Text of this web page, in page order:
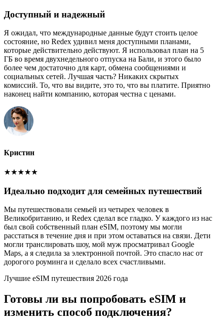
Доступный и надежный
Я ожидал, что международные данные будут стоить целое
состояние, но Redex удивил меня доступными планами,
которые действительно действуют. Я использовал план на 5
ГБ во время двухнедельного отпуска на Бали, и этого было
более чем достаточно для карт, обмена сообщениями и
социальных сетей. Лучшая часть? Никаких скрытых
комиссий. То, что вы видите, это то, что вы платите. Приятно
наконец найти компанию, которая честна с ценами.
Кристин
★★★★★
Идеально подходит для семейных путешествий
Мы путешествовали семьей из четырех человек в
Великобританию, и Redex сделал все гладко. У каждого из нас
был свой собственный план eSIM, поэтому мы могли
расстаться в течение дня и при этом оставаться на связи. Дети
могли транслировать шоу, мой муж просматривал Google
Maps, а я следила за электронной почтой. Это спасло нас от
дорогого роуминга и сделало всех счастливыми.
Лучшие eSIM путешествия 2026 года
Готовы ли вы попробовать eSIM и
изменить способ подключения?